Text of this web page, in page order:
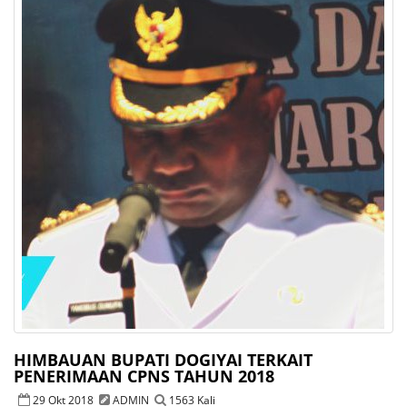
HIMBAUAN BUPATI DOGIYAI TERKAIT
PENERIMAAN CPNS TAHUN 2018
29 Okt 2018 ADMIN 1563 Kali